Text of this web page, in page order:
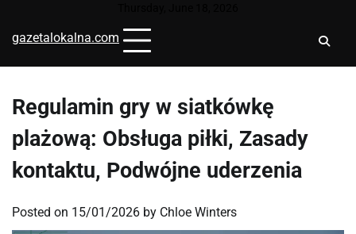
content
gazetalokalna.com
Regulamin gry w siatkówkę
plażową: Obsługa piłki, Zasady
kontaktu, Podwójne uderzenia
Posted on 15/01/2026 by Chloe Winters